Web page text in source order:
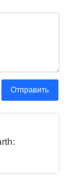
Отправить